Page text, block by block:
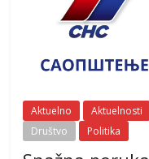
Aktuelno
Aktuelnosti
Društvo
Politika